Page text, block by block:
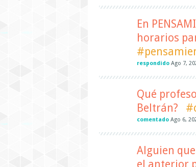
En
horarios
respondido Ago 7,
Qué
Beltrán?
comentado Ago 6,
Alguien que
el anterior